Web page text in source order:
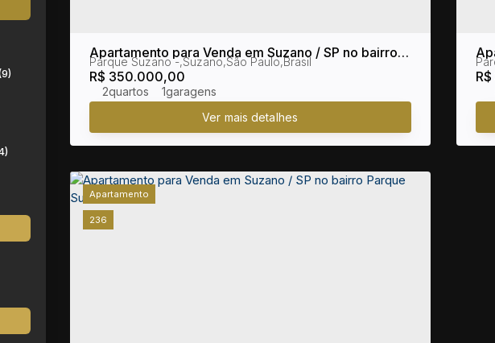
Apartamento para Venda em Suzano / SP no bairro
Parque Suzano
R$ 350.000,00
Parque Suzano ,Suzano,São Paulo,Brasil
2 1
R$
236
Apartamento